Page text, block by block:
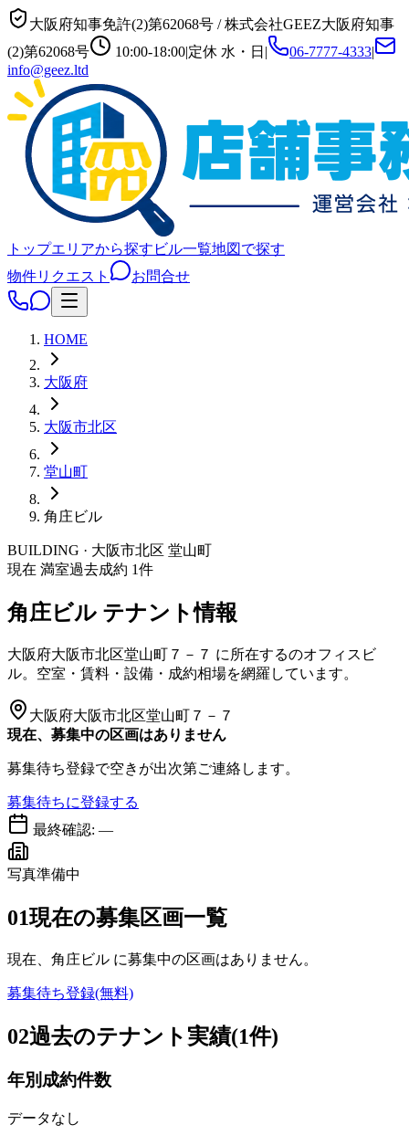
大阪府知事免許(2)第62068号 /株式会社GEEZ大阪府知事
(2)第62068号
10:00-18:00|定休 水・日 | 06-7777-4333|
info@geez.ltd
トップエリアから探す ビル一覧地図で探す
物件リクエスト
お問合せ
HOME
大阪府
大阪市北区
堂山町
角庄ビル
BUILDING · 大阪市北区 堂山町
現在 満室過去成約 1件
角庄ビル テナント情報
大阪府大阪市北区堂山町７－７ に所在するのオフィスビ
ル。空室・賃料・設備・成約相場を網羅しています。
大阪府大阪市北区堂山町７－７
現在、募集中の区画はありません
募集待ち登録で空きが出次第ご連絡します。
募集待ちに登録する
最終確認: —
写真準備中
01現在の募集区画一覧
現在、 角庄ビル に募集中の区画はありません。
募集待ち登録(無料)
02過去のテナント実績(1件)
年別成約件数
データなし